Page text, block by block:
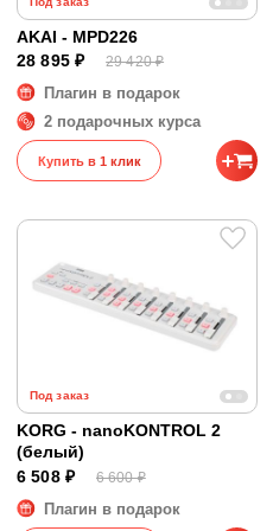
AKAI - MPD226
28 895 ₽
29 420 ₽
Плагин в подарок
2 подарочных курса
Купить в 1 клик
Под заказ
KORG - nanoKONTROL 2
(белый)
6 508 ₽
6 600 ₽
Плагин в подарок